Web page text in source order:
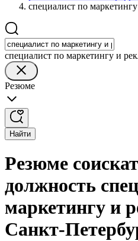
специалист по
специалист по маркетингу и
Резюме
Найти
Резюме
должность
маркетингу и
Санкт-